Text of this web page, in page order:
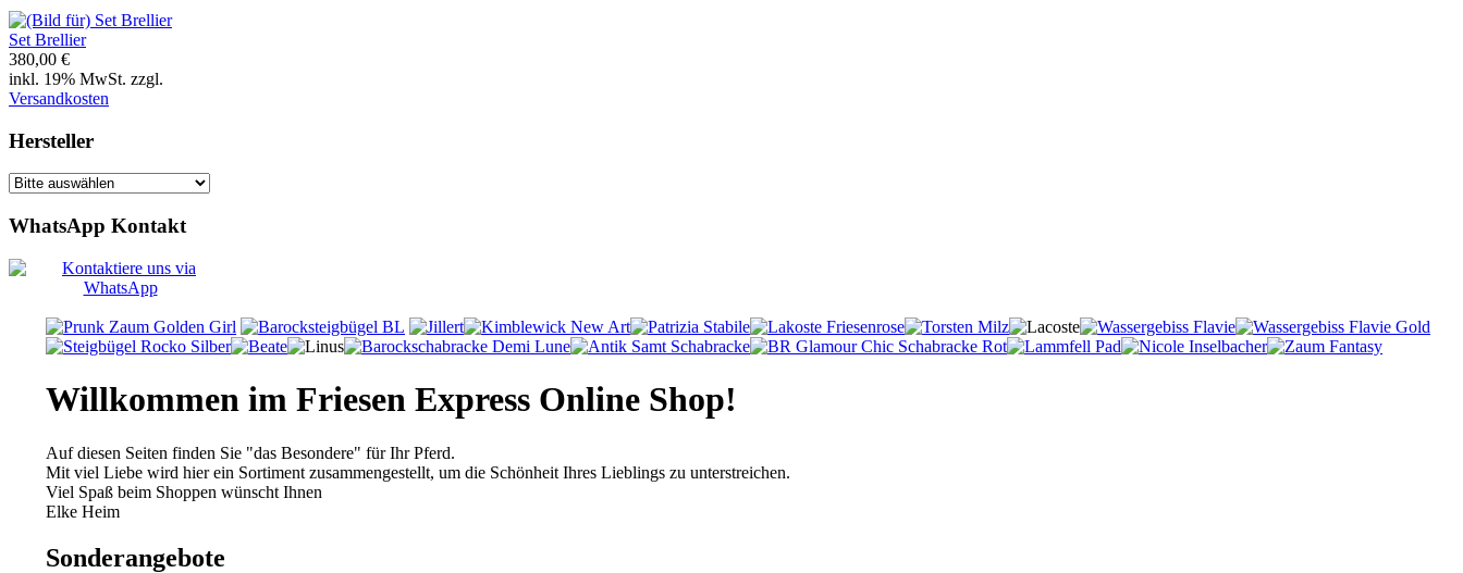
Set Brellier
380,00 €
inkl. 19% MwSt. zzgl.
Versandkosten
Hersteller
WhatsApp Kontakt
Willkommen im Friesen Express Online Shop!
Auf diesen Seiten finden Sie "das Besondere" für Ihr Pferd.
Mit viel Liebe wird hier ein Sortiment zusammengestellt, um die Schönheit Ihres Lieblings zu unterstreichen.
Viel Spaß beim Shoppen wünscht Ihnen
Elke Heim
Sonderangebote